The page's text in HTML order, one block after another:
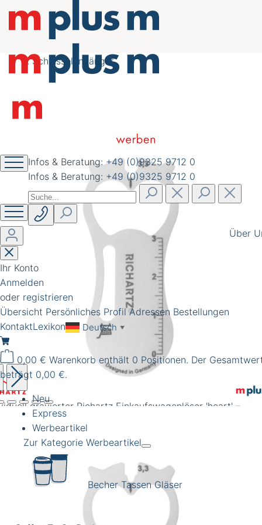
Infos & Beratung:+49 (0)9325 9712 0
Infos & Beratung: +49 (0)9325 9712 0
Ihr Konto
Anmelden
oder registrieren
Übersicht Persönliches ProfilAdressen Bestellungen
Über
KontaktLexikon Deutsch ▼
0,00 € Warenkorb enthält 0 Positionen. Der
beträgt 0,00 €.
Neu
Express
Werbeartikel
Zur Kategorie Werbeartikel
Becher Tassen Gläser
nachhaltig schöner werben
Schlüsselanhänger
gravierter Richartz Einkaufswagenlöser 'heart' –
und praktisches Giveaway für Ihre